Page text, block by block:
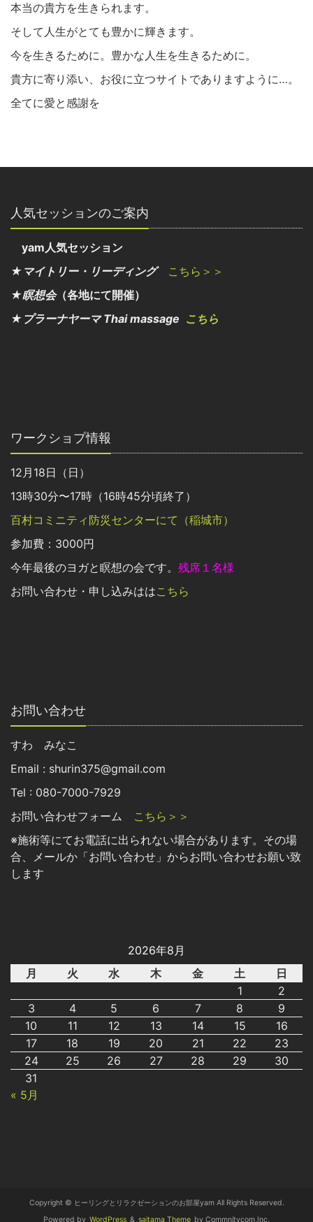
本当の貴方を生きられます。
そして人生がとても豊かに輝きます。
今を生きるために。豊かな人生を生きるために。
貴方に寄り添い、お役に立つサイトでありますように…。
全てに愛と感謝を
人気セッションのご案内
yam人気セッション
★マイトリー・リーディング
こちら＞＞
★瞑想会（各地にて開催）
★プラーナヤーマ Thai massage こちら
ワークショプ情報
12月18日（日）
13時30分〜17時（16時45分頃終了）
百村コミニティ防災センターにて（稲城市）
参加費：3000円
今年最後のヨガと瞑想の会です。 残席１名様
お問い合わせ・申し込みははこちら
お問い合わせ
すわ みなこ
Email : shurin375@gmail.com
Tel : 080-7000-7929
お問い合わせフォーム こちら＞＞
※施術等にてお電話に出られない場合があります。その場
合、メールか「お問い合わせ」からお問い合わせお願い致
します
2026年8月
月
火 水 木 金 土
日
1
2
3
4 5 6 7 8
9
10
11 12 13 14 15
16
17
18 19 20 21 22
23
24
25 26 27 28 29
30
31
« 5月
Copyright © ヒーリングとリラクゼーションのお部屋yam All Rights Reserved.
Powered by WordPress & saitama Theme by Commnitycom,Inc.